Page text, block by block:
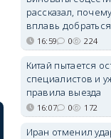
рассказал,
вплавь
16:59 0 224
Китай пытается
специалистов и
правила выезда
16:07 0 172
Иран отменил